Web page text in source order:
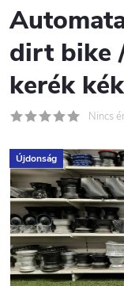
dirt bike
kerék kék
Nincs
Újdonság